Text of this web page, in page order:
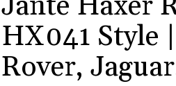
HX041 Style
Rover,